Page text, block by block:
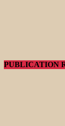
PUBLICATION